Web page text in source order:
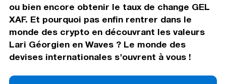
ou bien encore obtenir le taux de change GEL
XAF. Et pourquoi pas enfin rentrer dans le
monde des crypto en découvrant les valeurs
Lari Géorgien en Waves ? Le monde des
devises internationales s'ouvrent à vous !